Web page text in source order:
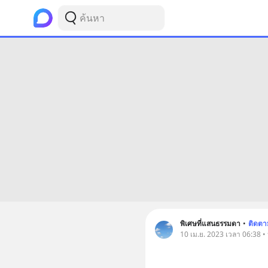
พิเศษที่แสนธรรมดา • ติดต
10 เม.ย. 2023 เวลา 06:38